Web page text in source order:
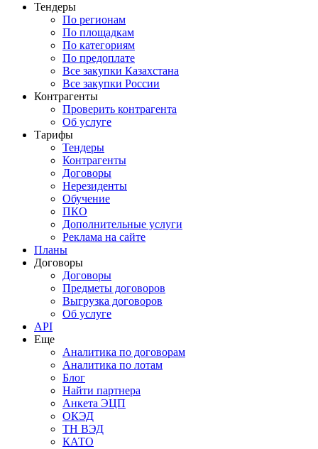
Тендеры
По регионам
По площадкам
По категориям
По предоплате
Все закупки Казахстана
Все закупки России
Контрагенты
Проверить контрагента
Об услуге
Тарифы
Тендеры
Контрагенты
Договоры
Нерезиденты
Обучение
ПКО
Дополнительные услуги
Реклама на сайте
Планы
Договоры
Договоры
Предметы договоров
Выгрузка договоров
Об услуге
API
Еще
Аналитика по договорам
Аналитика по лотам
Блог
Найти партнера
Анкета ЭЦП
ОКЭД
ТН ВЭД
КАТО